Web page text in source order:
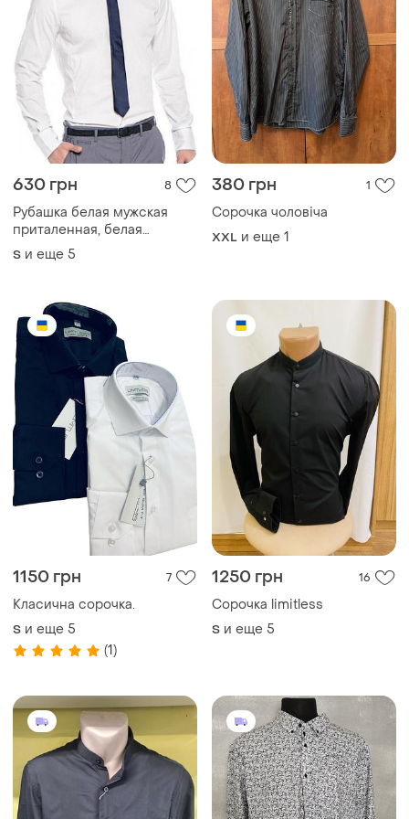
630 грн 8
Рубашка белая мужская
приталенная, белая
рубашка, однотонная
рубашка, рубашка
рубашка, мужская рубашка
классика
S и еще 5
380 грн 1
Сорочка чоловіча
XXL и еще 1
1150 грн 7
Класична сорочка.
S и еще 5
(1)
1250 грн 16
Сорочка limitless
S и еще 5